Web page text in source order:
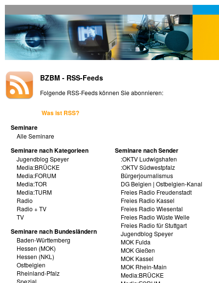
BZBM - RSS-Feeds
Folgende RSS-Feeds können Sie abonnieren:
Was ist RSS?
Seminare
Alle Seminare
Seminare nach Kategorieen
Jugendblog Speyer
Media:BRÜCKE
Media:FORUM
Media:TOR
Media:TURM
Radio
Radio + TV
TV
Seminare nach Bundesländern
Baden-Württemberg
Hessen (MOK)
Hessen (NKL)
Ostbelgien
Rheinland-Pfalz
Spezial
Seminare nach Sender
:OKTV Ludwigshafen
:OKTV Südwestpfalz
Bürgerjournalismus
DG Belgien | Ostbelgien-Kanal
Freies Radio Freudenstadt
Freies Radio Kassel
Freies Radio Wiesental
Freies Radio Wüste Welle
Freies Radio für Stuttgart
Jugendblog Speyer
MOK Fulda
MOK Gießen
MOK Kassel
MOK Rhein-Main
Media:BRÜCKE